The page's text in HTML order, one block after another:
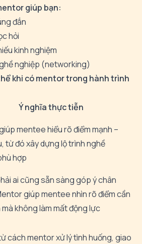
giúp bạn:
đắn
hỏi
kinh nghiệm
nghiệp (networking)
khi có mentor trong hành trình
Ý nghĩa thực tiễn
mentee hiểu rõ điểm mạnh –
từ đó xây dựng lộ trình nghề
hợp
ai cũng sẵn sàng góp ý chân
giúp mentee nhìn rõ điểm cần
không làm mất động lực
cách mentor xử lý tình huống, giao